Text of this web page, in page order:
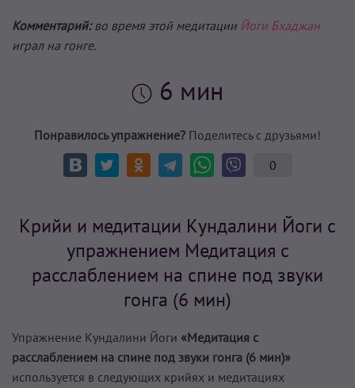
Комментарий:во время этой медитации Йоги Бхаджан
играл на гонге.
6 мин
Понравилось упражнение? Поделитесь с друзьями!
0
Крийи и медитации Кундалини Йоги с
упражнением Медитация с
расслаблением на спине под звуки
гонга (6 мин)
Упражнение Кундалини Йоги «Медитация с
расслаблением на спине под звуки гонга (6 мин)»
используется в следующих крийях и медитациях